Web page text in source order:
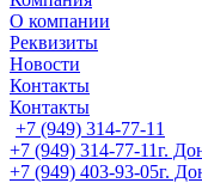
О компании
Реквизиты
Новости
Контакты
Контакты
+7 (949) 314-77-11
+7 (949) 314-77-11г.
+7 (949) 403-93-05г.